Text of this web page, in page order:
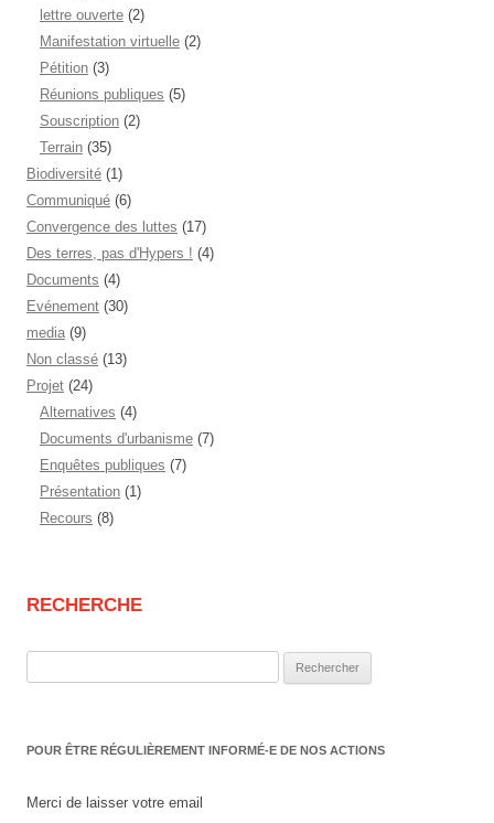
lettre ouverte (2)
Manifestation virtuelle (2)
Pétition (3)
Réunions publiques (5)
Souscription (2)
Terrain (35)
Biodiversité (1)
Communiqué (6)
Convergence des luttes (17)
Des terres, pas d'Hypers ! (4)
Documents (4)
Evénement (30)
media (9)
Non classé (13)
Projet (24)
Alternatives (4)
Documents d'urbanisme (7)
Enquêtes publiques (7)
Présentation (1)
Recours (8)
RECHERCHE
POUR ÊTRE RÉGULIÈREMENT INFORMÉ-E DE NOS ACTIONS
Merci de laisser votre email